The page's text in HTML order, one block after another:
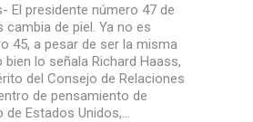
El presidente número 47 de
cambia de piel. Ya no es
45, a pesar de ser la misma
lo señala Richard Haass,
del Consejo de Relaciones
de pensamiento de
de Estados Unidos,…